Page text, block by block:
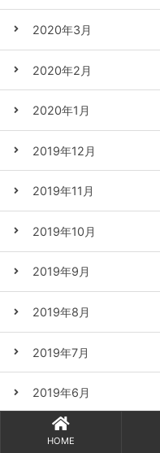
2020年3月
2020年2月
2020年1月
2019年12月
2019年11月
2019年10月
2019年9月
2019年8月
2019年7月
2019年6月
2019年5月
HOME